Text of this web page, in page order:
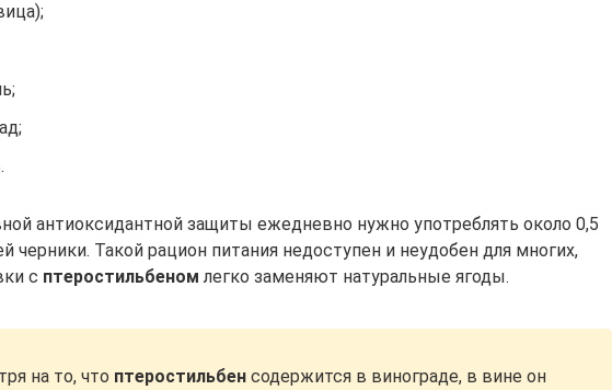
антиоксидантной защиты ежедневно нужно употреблять около 0,5
черники. Такой рацион питания недоступен и неудобен для многих,
с птеростильбеном легко заменяют натуральные ягоды.
на то, что птеростильбен содержится в винограде, в вине он